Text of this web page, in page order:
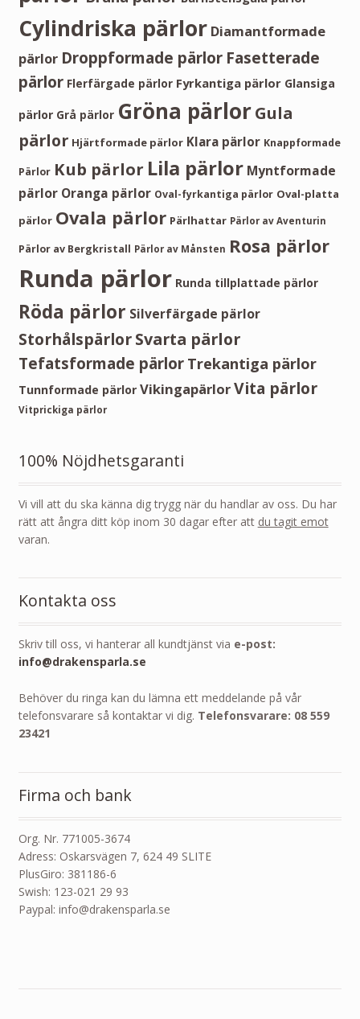
Cylindriska pärlor Diamantformade
pärlor Droppformade pärlor Fasetterade
pärlor Flerfärgade pärlor Fyrkantiga pärlor Glansiga
pärlor Grå pärlor Gröna pärlorGula
pärlor Hjärtformade pärlor Klara pärlor Knappformade
Pärlor Kub pärlor Lila pärlor Myntformade
pärlor Oranga pärlor Oval-fyrkantiga pärlor Oval-platta
pärlor Ovala pärlor Pärlhattar Pärlor av Aventurin
Pärlor av Bergkristall Pärlor av Månsten Rosa pärlor
Runda pärlor Runda tillplattade pärlor
Röda pärlor Silverfärgade pärlor
StorhålspärlorSvarta pärlor
Tefatsformade pärlor Trekantiga pärlor
Tunnformade pärlor VikingapärlorVita pärlor
Vitprickiga pärlor
100% Nöjdhetsgaranti
Vi vill att du ska känna dig trygg när du handlar av oss. Du har
rätt att ångra ditt köp inom 30 dagar efter att du tagit emot
varan.
Kontakta oss
Skriv till oss, vi hanterar all kundtjänst via e-post:
info@drakensparla.se
Behöver du ringa kan du lämna ett meddelande på vår
telefonsvarare så kontaktar vi dig. Telefonsvarare: 08 559
23421
Firma och bank
Org. Nr. 771005-3674
Adress: Oskarsvägen 7, 624 49 SLITE
PlusGiro: 381186-6
Swish: 123-021 29 93
Paypal: info@drakensparla.se